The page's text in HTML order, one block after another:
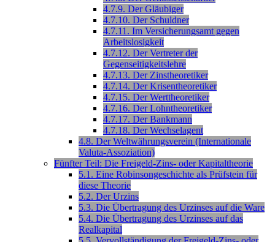
4.7.9. Der Gläubiger
4.7.10. Der Schuldner
4.7.11. Im Versicherungsamt gegen
Arbeitslosigkeit
4.7.12. Der Vertreter der
Gegenseitigkeitslehre
4.7.13. Der Zinstheoretiker
4.7.14. Der Krisentheoretiker
4.7.15. Der Werttheoretiker
4.7.16. Der Lohntheoretiker
4.7.17. Der Bankmann
4.7.18. Der Wechselagent
4.8. Der Weltwährungsverein (Internationale
Valuta-Assoziation)
Fünfter Teil: Die Freigeld-Zins- oder Kapitaltheorie
5.1. Eine Robinsongeschichte als Prüfstein für
diese Theorie
5.2. Der Urzins
5.3. Die Übertragung des Urzinses auf die Ware
5.4. Die Übertragung des Urzinses auf das
Realkapital